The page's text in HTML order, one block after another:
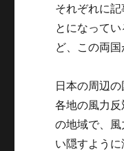
それぞれに
とになって
ど、この両
日本の周辺
各地の風力
の地域で、
い隠すように